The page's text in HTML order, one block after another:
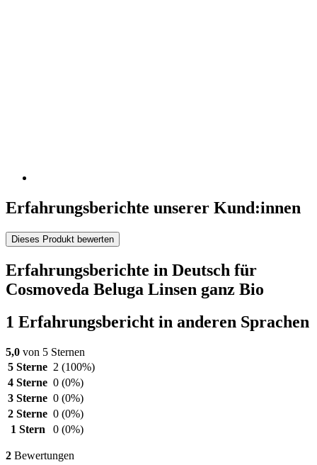
Erfahrungsberichte unserer Kund:innen
Dieses Produkt bewerten
Erfahrungsberichte in Deutsch für
Cosmoveda Beluga Linsen ganz Bio
1 Erfahrungsbericht in anderen Sprachen
5,0 von 5 Sternen
5 Sterne 2 (100%)
4 Sterne 0 (0%)
3 Sterne 0 (0%)
2 Sterne 0 (0%)
1 Stern
0 (0%)
2 Bewertungen